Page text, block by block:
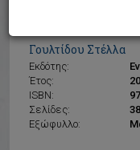
Γουλτίδου Στέλλα
Εκδότης:
Έτος:
ISBN:
Σελίδες:
38
Εξώφυλλο: